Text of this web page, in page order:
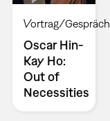
Vortrag/Gespräch
Oscar Hin-
Kay Ho:
Out of
Necessities